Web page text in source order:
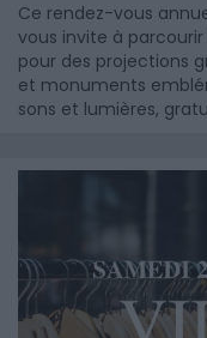
Ce rendez-vous
vous invite à
pour des projections
et monuments
sons et lumières,